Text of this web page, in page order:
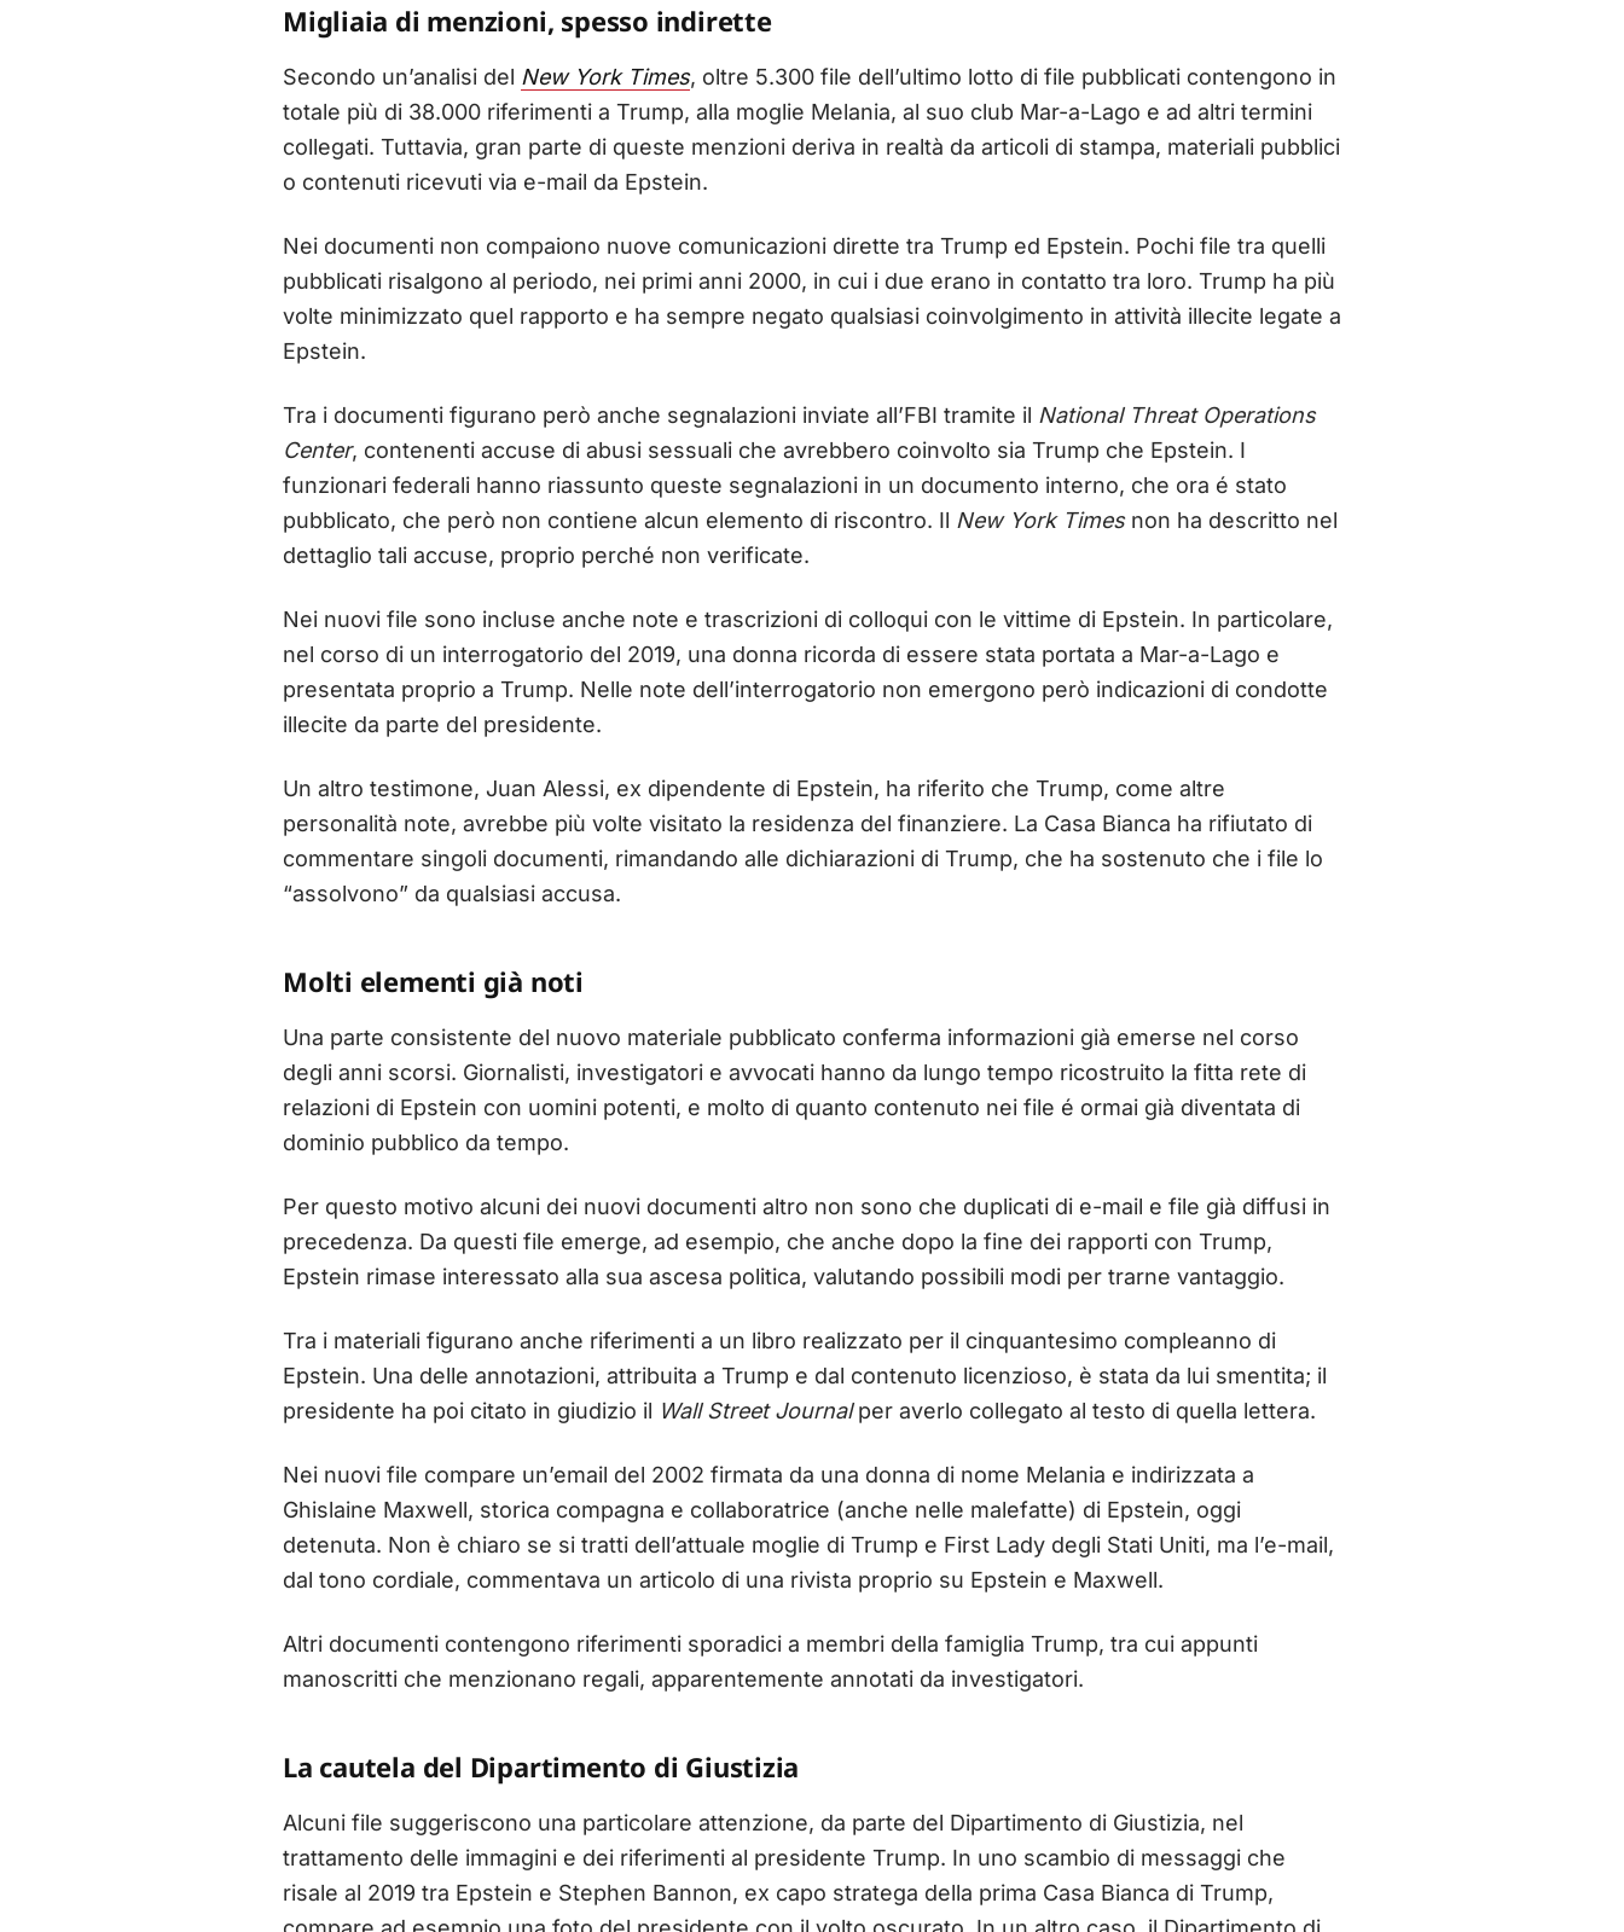
Migliaia di menzioni, spesso indirette
Secondo un’analisi del New York Times, oltre 5.300 file dell’ultimo lotto di file pubblicati contengono in
totale più di 38.000 riferimenti a Trump, alla moglie Melania, al suo club Mar-a-Lago e ad altri termini
collegati. Tuttavia, gran parte di queste menzioni deriva in realtà da articoli di stampa, materiali pubblici
o contenuti ricevuti via e-mail da Epstein.
Nei documenti non compaiono nuove comunicazioni dirette tra Trump ed Epstein. Pochi file tra quelli
pubblicati risalgono al periodo, nei primi anni 2000, in cui i due erano in contatto tra loro. Trump ha più
volte minimizzato quel rapporto e ha sempre negato qualsiasi coinvolgimento in attività illecite legate a
Epstein.
Tra i documenti figurano però anche segnalazioni inviate all’FBI tramite il National Threat Operations
Center, contenenti accuse di abusi sessuali che avrebbero coinvolto sia Trump che Epstein. I
funzionari federali hanno riassunto queste segnalazioni in un documento interno, che ora é stato
pubblicato, che però non contiene alcun elemento di riscontro. Il New York Timesnon ha descritto nel
dettaglio tali accuse, proprio perché non verificate.
Nei nuovi file sono incluse anche note e trascrizioni di colloqui con le vittime di Epstein. In particolare,
nel corso di un interrogatorio del 2019, una donna ricorda di essere stata portata a Mar-a-Lago e
presentata proprio a Trump. Nelle note dell’interrogatorio non emergono però indicazioni di condotte
illecite da parte del presidente.
Un altro testimone, Juan Alessi, ex dipendente di Epstein, ha riferito che Trump, come altre
personalità note, avrebbe più volte visitato la residenza del finanziere. La Casa Bianca ha rifiutato di
commentare singoli documenti, rimandando alle dichiarazioni di Trump, che ha sostenuto che i file lo
“assolvono” da qualsiasi accusa.
Molti elementi già noti
Una parte consistente del nuovo materiale pubblicato conferma informazioni già emerse nel corso
degli anni scorsi. Giornalisti, investigatori e avvocati hanno da lungo tempo ricostruito la fitta rete di
relazioni di Epstein con uomini potenti, e molto di quanto contenuto nei file é ormai già diventata di
dominio pubblico da tempo.
Per questo motivo alcuni dei nuovi documenti altro non sono che duplicati di e-mail e file già diffusi in
precedenza. Da questi file emerge, ad esempio, che anche dopo la fine dei rapporti con Trump,
Epstein rimase interessato alla sua ascesa politica, valutando possibili modi per trarne vantaggio.
Tra i materiali figurano anche riferimenti a un libro realizzato per il cinquantesimo compleanno di
Epstein. Una delle annotazioni, attribuita a Trump e dal contenuto licenzioso, è stata da lui smentita; il
presidente ha poi citato in giudizio il Wall Street Journalper averlo collegato al testo di quella lettera.
Nei nuovi file compare un’email del 2002 firmata da una donna di nome Melania e indirizzata a
Ghislaine Maxwell, storica compagna e collaboratrice (anche nelle malefatte) di Epstein, oggi
detenuta. Non è chiaro se si tratti dell’attuale moglie di Trump e First Lady degli Stati Uniti, ma l’e-mail,
dal tono cordiale, commentava un articolo di una rivista proprio su Epstein e Maxwell.
Altri documenti contengono riferimenti sporadici a membri della famiglia Trump, tra cui appunti
manoscritti che menzionano regali, apparentemente annotati da investigatori.
La cautela del Dipartimento di Giustizia
Alcuni file suggeriscono una particolare attenzione, da parte del Dipartimento di Giustizia, nel
trattamento delle immagini e dei riferimenti al presidente Trump. In uno scambio di messaggi che
risale al 2019 tra Epstein e Stephen Bannon, ex capo stratega della prima Casa Bianca di Trump,